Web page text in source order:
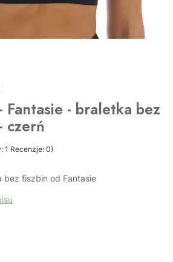
Fantasie - braletka bez
czerń
1 Recenzje: 0)
bez fiszbin od Fantasie